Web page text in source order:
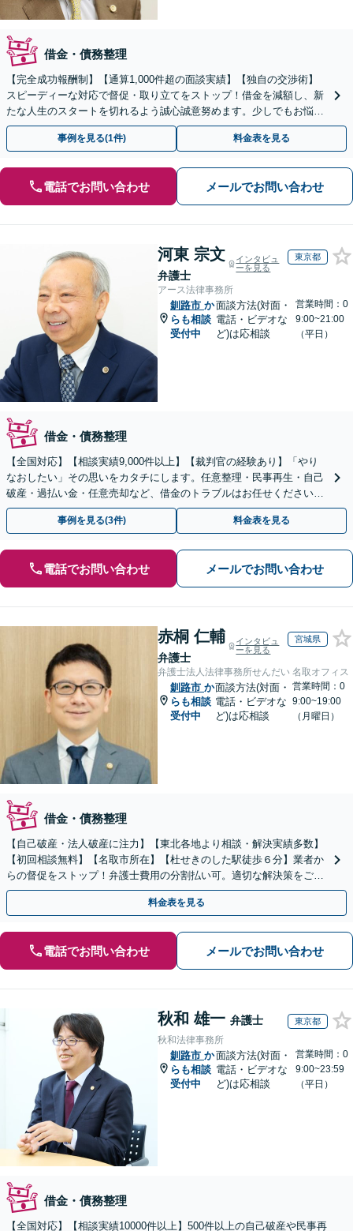
借金・債務整理
【完全成功報酬制】【通算1,000件超の面談実績】【独自の交渉術】
スピーディーな対応で督促・取り立てをストップ！借金を減額し、新
たな人生のスタートを切れるよう誠心誠意努めます。少しでもお悩み
の際は、一度弁護士にご相談ください。
事例を見る(1件) 料金表を見る
電話でお問い合わせ メールでお問い合わせ
河東 宗文
弁護士
インタビュ
ーを見る
東京都
アース法律事務所
釧路市 か
らも相談
受付中
面談方法(対面・
電話・ビデオな
ど)は応相談
営業時間：0
9:00~21:00
（平日）
借金・債務整理
【全国対応】【相談実績9,000件以上】【裁判官の経験あり】「やり
なおしたい」その思いをカタチにします。任意整理・民事再生・自己
破産・過払い金・任意売却など、借金のトラブルはお任せください。
【初回相談無料】【全国対応可能】
事例を見る(3件) 料金表を見る
電話でお問い合わせ メールでお問い合わせ
赤桐 仁輔
弁護士
インタビュ
ーを見る
宮城県
弁護士法人法律事務所せんだい 名取オフィス
釧路市 か
らも相談
受付中
面談方法(対面・
電話・ビデオな
ど)は応相談
営業時間：0
9:00~19:00
（月曜日）
借金・債務整理
【自己破産・法人破産に注力】【東北各地より相談・解決実績多数】
【初回相談無料】【名取市所在】【杜せきのした駅徒歩６分】業者か
らの督促をストップ！弁護士費用の分割払い可。適切な解決策をご提
案します【土曜相談可】【駐車場完備】【完全個室】
料金表を見る
電話でお問い合わせ メールでお問い合わせ
秋和 雄一 弁護士 東京都
秋和法律事務所
釧路市 か
らも相談
受付中
面談方法(対面・
電話・ビデオな
ど)は応相談
営業時間：0
9:00~23:59
（平日）
借金・債務整理
【全国対応】【相談実績10000件以上】500件以上の自己破産や民事再